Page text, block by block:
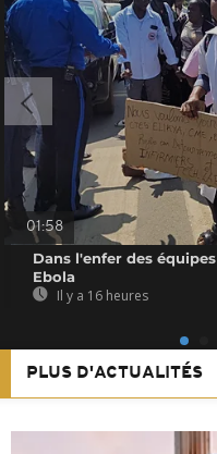
01:58
Dans l'enfer des
Ebola
Il y a 16 heures
PLUS D'ACTUALITÉS